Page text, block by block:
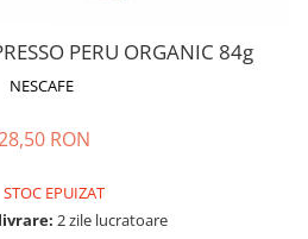
PERU ORGANIC 84g
NESCAFE
RON
STOC EPUIZAT
2 zile lucratoare